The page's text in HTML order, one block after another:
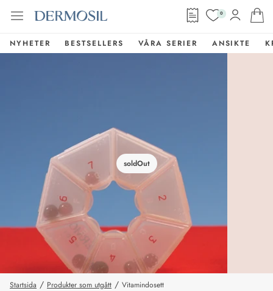
0
NYHETER BESTSELLERS VÅRA SERIER ANSIKTE
soldOut
Startsida / Produkter som utgått / Vitamindosett